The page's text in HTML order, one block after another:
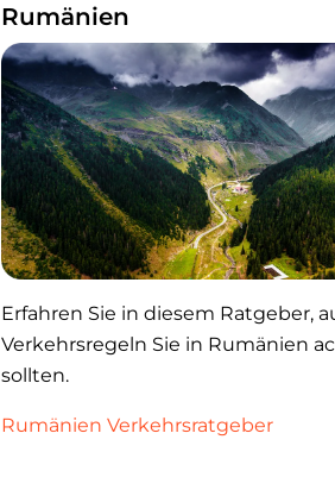
Rumänien
Erfahren Sie in diesem Ratgeber,
Verkehrsregeln Sie in Rumänien
sollten.
Rumänien Verkehrsratgeber